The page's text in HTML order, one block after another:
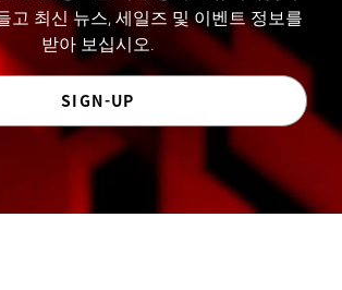
고 최신 뉴스, 세일즈 및 이벤트 정보를
받아 보십시오.
SIGN-UP